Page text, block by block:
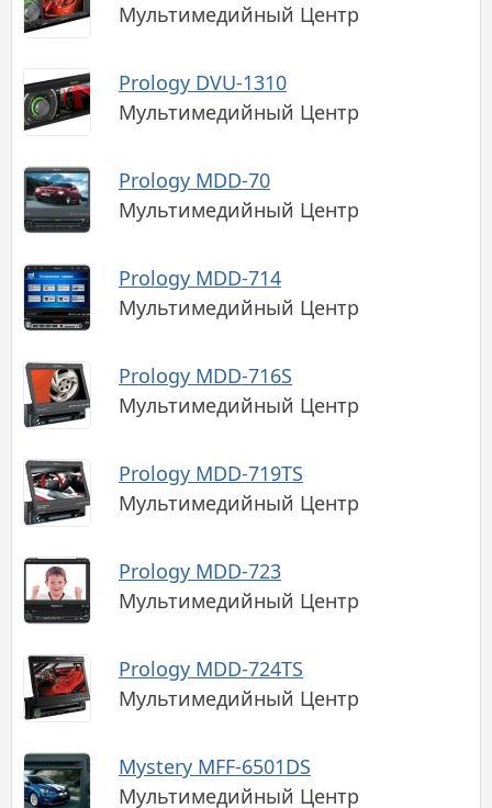
Мультимедийный Центр
Prology DVU-1310
Мультимедийный Центр
Prology MDD-70
Мультимедийный Центр
Prology MDD-714
Мультимедийный Центр
Prology MDD-716S
Мультимедийный Центр
Prology MDD-719TS
Мультимедийный Центр
Prology MDD-723
Мультимедийный Центр
Prology MDD-724TS
Мультимедийный Центр
Mystery MFF-6501DS
Мультимедийный Центр